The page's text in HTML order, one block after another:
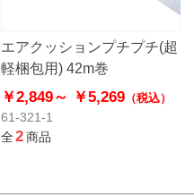
エアクッションプチプチ(超
軽梱包用) 42m巻
￥2,849～ ￥5,269（税込）
61-321-1
全2商品